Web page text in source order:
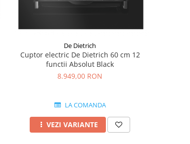
De Dietrich
Cuptor electric De Dietrich 60 cm 12
functii Absolut Black
8.949,00 RON
LA COMANDA
VEZI VARIANTE